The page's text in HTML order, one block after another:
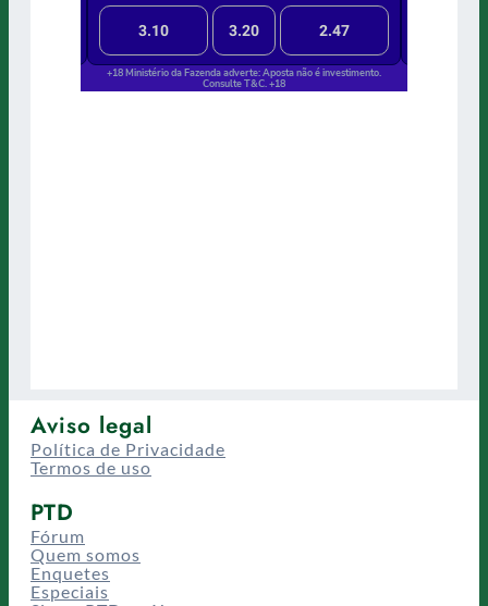
Aviso legal
Política de Privacidade
Termos de uso
PTD
Fórum
Quem somos
Enquetes
Especiais